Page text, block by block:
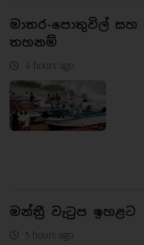
මාතර-පොතුවිල් සහ
තහනම්
4 hours ago
මන්ත්‍රී වැටුප ඉහළට
5 hours ago